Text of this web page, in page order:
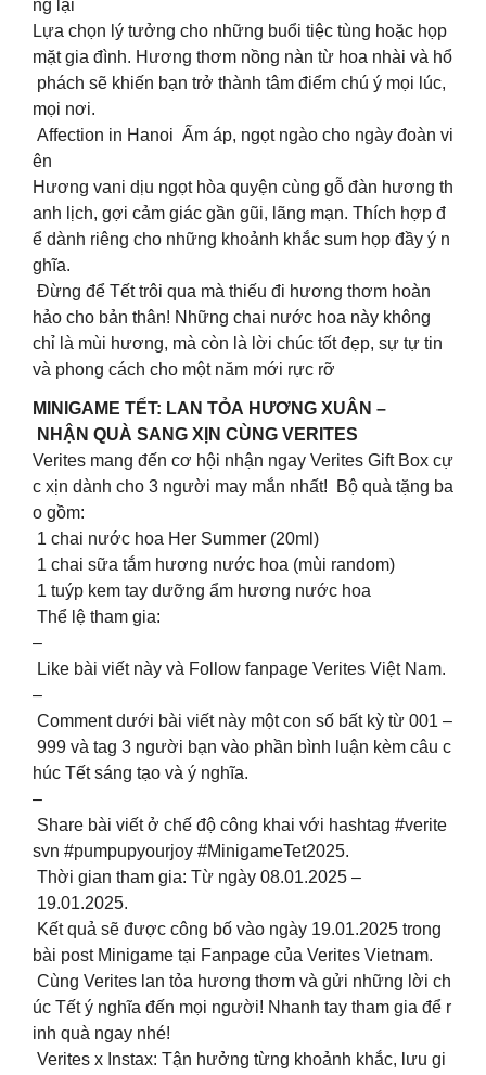
ng lại
Lựa chọn lý tưởng cho những buổi tiệc tùng hoặc họp
mặt gia đình. Hương thơm nồng nàn từ hoa nhài và hổ
phách sẽ khiến bạn trở thành tâm điểm chú ý mọi lúc,
mọi nơi.
Affection in Hanoi Ấm áp, ngọt ngào cho ngày đoàn vi
ên
Hương vani dịu ngọt hòa quyện cùng gỗ đàn hương th
anh lịch, gợi cảm giác gần gũi, lãng mạn. Thích hợp đ
ể dành riêng cho những khoảnh khắc sum họp đầy ý n
ghĩa.
Đừng để Tết trôi qua mà thiếu đi hương thơm hoàn
hảo cho bản thân! Những chai nước hoa này không
chỉ là mùi hương, mà còn là lời chúc tốt đẹp, sự tự tin
và phong cách cho một năm mới rực rỡ
MINIGAME TẾT: LAN TỎA HƯƠNG XUÂN –
NHẬN QUÀ SANG XỊN CÙNG VERITES
Verites mang đến cơ hội nhận ngay Verites Gift Box cự
c xịn dành cho 3 người may mắn nhất! Bộ quà tặng ba
o gồm:
1 chai nước hoa Her Summer (20ml)
1 chai sữa tắm hương nước hoa (mùi random)
1 tuýp kem tay dưỡng ẩm hương nước hoa
Thể lệ tham gia:
–
Like bài viết này và Follow fanpage Verites Việt Nam.
–
Comment dưới bài viết này một con số bất kỳ từ 001 –
999 và tag 3 người bạn vào phần bình luận kèm câu c
húc Tết sáng tạo và ý nghĩa.
–
Share bài viết ở chế độ công khai với hashtag #verite
svn #pumpupyourjoy #MinigameTet2025.
Thời gian tham gia: Từ ngày 08.01.2025 –
19.01.2025.
Kết quả sẽ được công bố vào ngày 19.01.2025 trong
bài post Minigame tại Fanpage của Verites Vietnam.
Cùng Verites lan tỏa hương thơm và gửi những lời ch
úc Tết ý nghĩa đến mọi người! Nhanh tay tham gia để r
inh quà ngay nhé!
Verites x Instax: Tận hưởng từng khoảnh khắc, lưu gi